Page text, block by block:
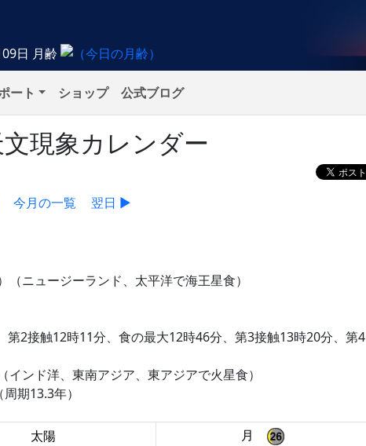
日 月齢
ート ショップ 公式ブログ
現象カレンダー
今月の一覧 翌日 ▶
ニュージーランド、太平洋で海王星食）
第2接触12時11分、食の最大12時46分、第3接触13時20分、第4
インド洋、東南アジア、東アジアで火星食）
期13.3年）
太陽
月